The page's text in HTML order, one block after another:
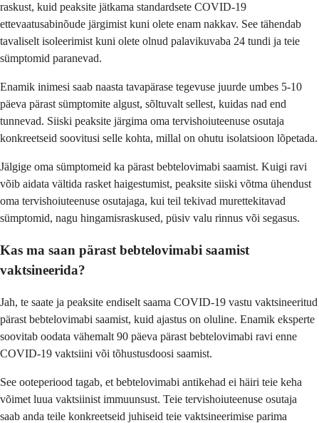
raskust, kuid peaksite jätkama standardsete COVID-19
ettevaatusabinõude järgimist kuni olete enam nakkav. See tähendab
tavaliselt isoleerimist kuni olete olnud palavikuvaba 24 tundi ja teie
sümptomid paranevad.
Enamik inimesi saab naasta tavapärase tegevuse juurde umbes 5-10
päeva pärast sümptomite algust, sõltuvalt sellest, kuidas nad end
tunnevad. Siiski peaksite järgima oma tervishoiuteenuse osutaja
konkreetseid soovitusi selle kohta, millal on ohutu isolatsioon lõpetada.
Jälgige oma sümptomeid ka pärast bebtelovimabi saamist. Kuigi ravi
võib aidata vältida rasket haigestumist, peaksite siiski võtma ühendust
oma tervishoiuteenuse osutajaga, kui teil tekivad murettekitavad
sümptomid, nagu hingamisraskused, püsiv valu rinnus või segasus.
Kas ma saan pärast bebtelovimabi saamist
vaktsineerida?
Jah, te saate ja peaksite endiselt saama COVID-19 vastu vaktsineeritud
pärast bebtelovimabi saamist, kuid ajastus on oluline. Enamik eksperte
soovitab oodata vähemalt 90 päeva pärast bebtelovimabi ravi enne
COVID-19 vaktsiini või tõhustusdoosi saamist.
See ooteperiood tagab, et bebtelovimabi antikehad ei häiri teie keha
võimet luua vaktsiinist immuunsust. Teie tervishoiuteenuse osutaja
saab anda teile konkreetseid juhiseid teie vaktsineerimise parima